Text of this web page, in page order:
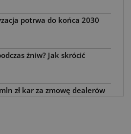
potrwa do końca 2030
żniw? Jak skrócić
zł kar za zmowę dealerów